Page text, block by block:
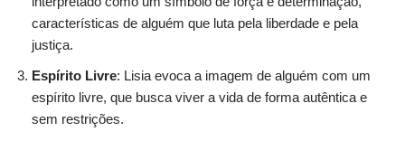
características de alguém que luta pela liberdade e pela
justiça.
Espírito Livre: Lisia evoca a imagem de alguém com um
espírito livre, que busca viver a vida de forma autêntica e
sem restrições.